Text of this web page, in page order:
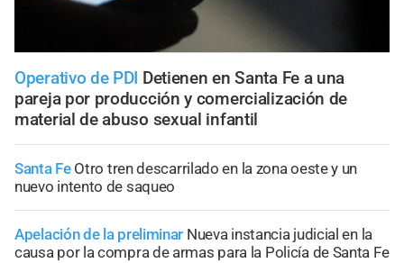
Operativo de PDI Detienen en Santa Fe a una
pareja por producción y comercialización de
material de abuso sexual infantil
Santa Fe Otro tren descarrilado en la zona oeste y un
nuevo intento de saqueo
Apelación de la preliminar Nueva instancia judicial en la
causa por la compra de armas para la Policía de Santa Fe